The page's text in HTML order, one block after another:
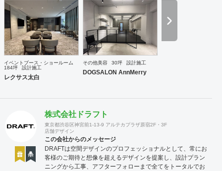
イベントブース・ショールーム
184坪
設計施工
レクサス太白
その他美容 30坪 設計施工
DOGSALON AnnMerry
株式会社ドラフト
東京都渋谷区神宮前1-13-9 アルテカプラザ原宿2F・3F
店舗デザイン
この会社からのメッセージ
DRAFTは空間デザインのプロフェッショナルとして、常にお
客様のご期待と想像を超えるデザインを提案し、設計プラン
ニングから工事、アフターフォローまで全てをトータルでお